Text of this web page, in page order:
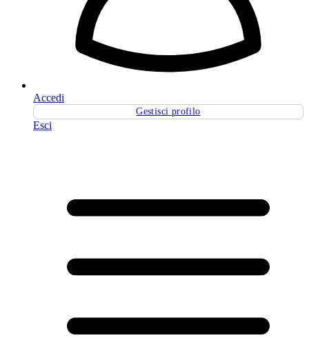
Accedi
Gestisci profilo
Esci